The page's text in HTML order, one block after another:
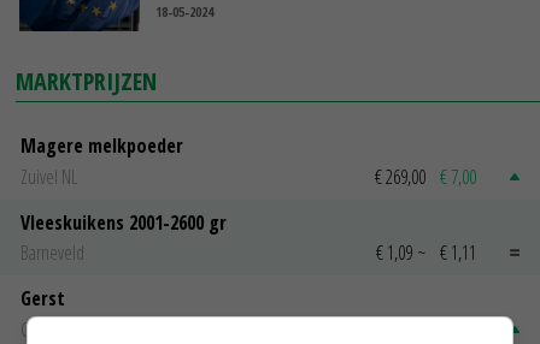
18-05-2024
MARKTPRIJZEN
Magere melkpoeder
Zuivel NL
€ 269,00 € 7,00
Vleeskuikens 2001-2600 gr
Barneveld
€ 1,09 ~ € 1,11
Gerst
Groningen